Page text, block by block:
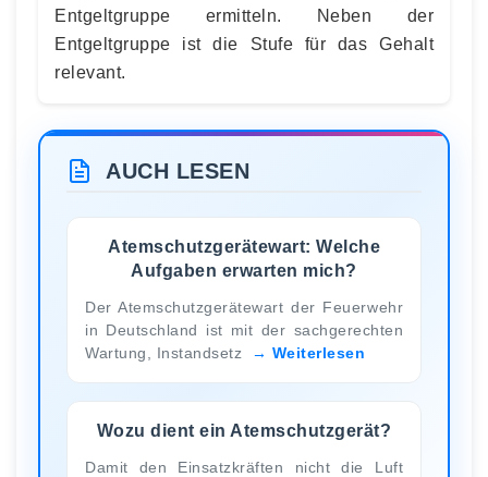
Entgeltgruppe ermitteln. Neben der
Entgeltgruppe ist die Stufe für das Gehalt
relevant.
AUCH LESEN
Atemschutzgerätewart: Welche
Aufgaben erwarten mich?
Der Atemschutzgerätewart der Feuerwehr
in Deutschland ist mit der sachgerechten
Wartung, Instandsetz
Weiterlesen
Wozu dient ein Atemschutzgerät?
Damit den Einsatzkräften nicht die Luft